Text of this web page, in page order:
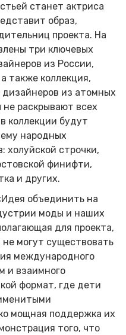
станет актриса
образ,
проекта. На
три ключевых
из России,
также коллекция,
из атомных
не раскрывают всех
коллекции будут
народных
холуйской строчки,
финифти,
и других.
объединить на
моды и наших
для проекта,
не могут существовать
международного
и взаимного
формат, где дети
мощная поддержка их
того, что